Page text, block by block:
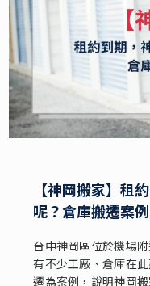
【神岡搬家】租
呢？倉庫搬遷案例
台中神岡區位於機場
有不少工廠、倉庫在
遷為案例，說明神岡